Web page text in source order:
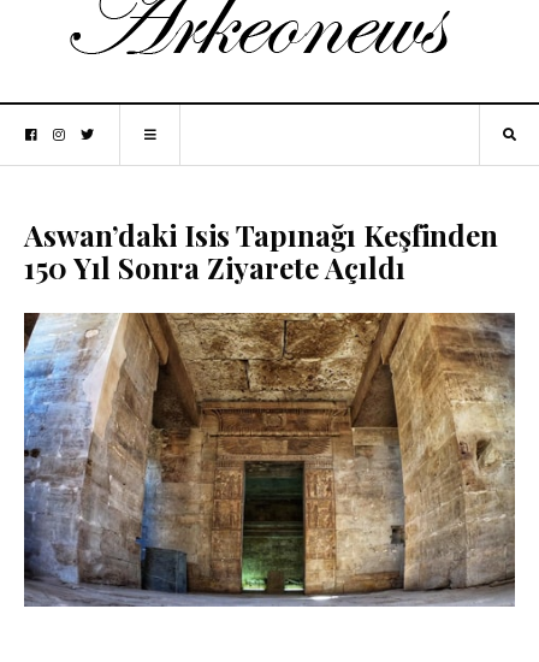
Aswan’daki Isis Tapınağı Keşfinden
150 Yıl Sonra Ziyarete Açıldı